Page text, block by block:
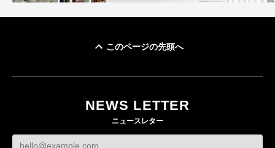
LIFESTYLE
社長 「のんびりした
ら先はない」“前進”す
BUSINESS
このページの先頭へ
NEWS LETTER
ニュースレター